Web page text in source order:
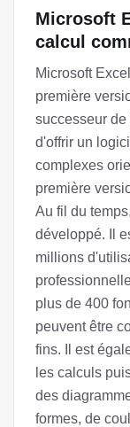
Microsoft
calcul
Microsoft
première
successeur
d'offrir un
complexes
première
Au fil du
développé. Il
millions
plus de 400
peuvent être
fins. Il est
les calculs
des
formes, de